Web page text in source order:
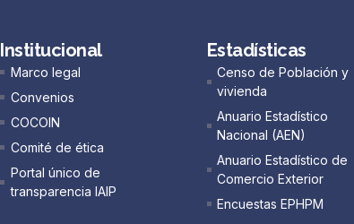
Institucional
Marco legal
Convenios
COCOIN
Comité de ética
Portal único de
transparencia IAIP
Estadísticas
Censo de Población y
vivienda
Anuario Estadístico
Nacional (AEN)​
Anuario Estadístico de
Comercio Exterior
Encuestas EPHPM